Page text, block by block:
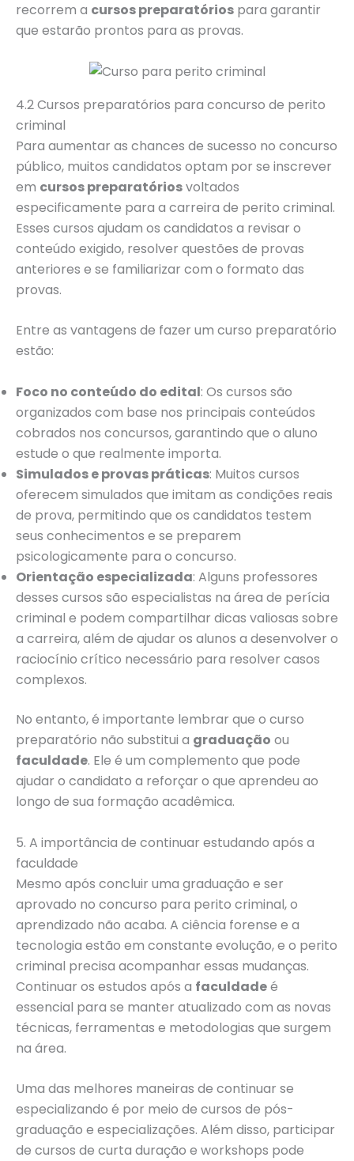
recorrem a cursos preparatórios para garantir
que estarão prontos para as provas.
4.2 Cursos preparatórios para concurso de perito
criminal
Para aumentar as chances de sucesso no concurso
público, muitos candidatos optam por se inscrever
em cursos preparatóriosvoltados
especificamente para a carreira de perito criminal.
Esses cursos ajudam os candidatos a revisar o
conteúdo exigido, resolver questões de provas
anteriores e se familiarizar com o formato das
provas.
Entre as vantagens de fazer um curso preparatório
estão:
Foco no conteúdo do edital: Os cursos são
organizados com base nos principais conteúdos
cobrados nos concursos, garantindo que o aluno
estude o que realmente importa.
Simulados e provas práticas: Muitos cursos
oferecem simulados que imitam as condições reais
de prova, permitindo que os candidatos testem
seus conhecimentos e se preparem
psicologicamente para o concurso.
Orientação especializada: Alguns professores
desses cursos são especialistas na área de perícia
criminal e podem compartilhar dicas valiosas sobre
a carreira, além de ajudar os alunos a desenvolver o
raciocínio crítico necessário para resolver casos
complexos.
No entanto, é importante lembrar que o curso
preparatório não substitui a graduação ou
faculdade. Ele é um complemento que pode
ajudar o candidato a reforçar o que aprendeu ao
longo de sua formação acadêmica.
5. A importância de continuar estudando após a
faculdade
Mesmo após concluir uma graduação e ser
aprovado no concurso para perito criminal, o
aprendizado não acaba. A ciência forense e a
tecnologia estão em constante evolução, e o perito
criminal precisa acompanhar essas mudanças.
Continuar os estudos após a faculdadeé
essencial para se manter atualizado com as novas
técnicas, ferramentas e metodologias que surgem
na área.
Uma das melhores maneiras de continuar se
especializando é por meio de cursos de pós-
graduação e especializações. Além disso, participar
de cursos de curta duração e workshops pode